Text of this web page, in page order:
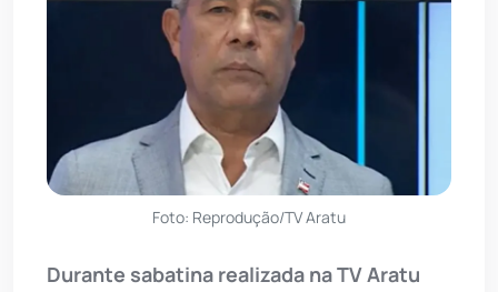
Foto: Reprodução/TV Aratu
Durante sabatina realizada na TV Aratu